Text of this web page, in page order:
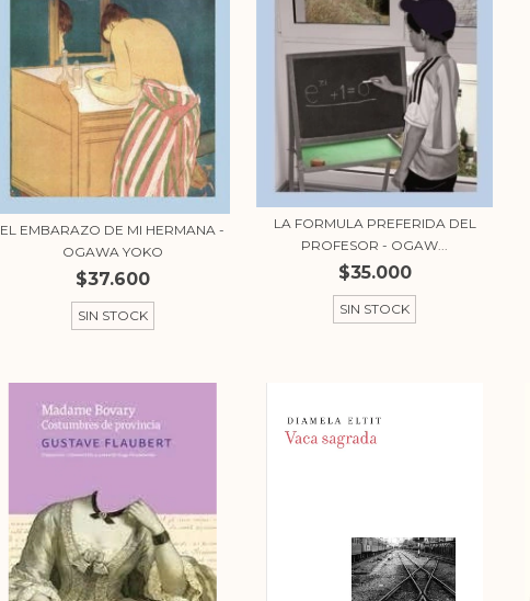
EL EMBARAZO DE MI HERMANA -
OGAWA YOKO
$37.600
SIN STOCK
LA FORMULA PREFERIDA DEL
PROFESOR - OGAW...
$35.000
SIN STOCK